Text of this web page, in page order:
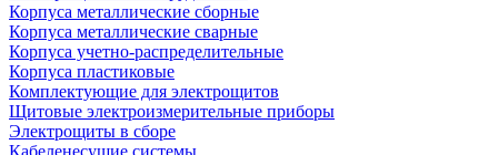
Корпуса металлические сборные
Корпуса металлические сварные
Корпуса учетно-распределительные
Корпуса пластиковые
Комплектующие для электрощитов
Щитовые электроизмерительные приборы
Электрощиты в сборе
Кабеленесущие системы